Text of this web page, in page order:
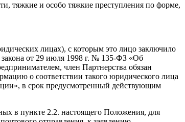
тяжкие и особо тяжкие преступления по форме,
лицах), с которым это лицо заключило
закона от 29 июля 1998 г. № 135-ФЗ «Об
член Партнерства обязан
о соответствии такого юридического лица
в срок предусмотренный действующим
в пункте 2.2. настоящего Положения, для